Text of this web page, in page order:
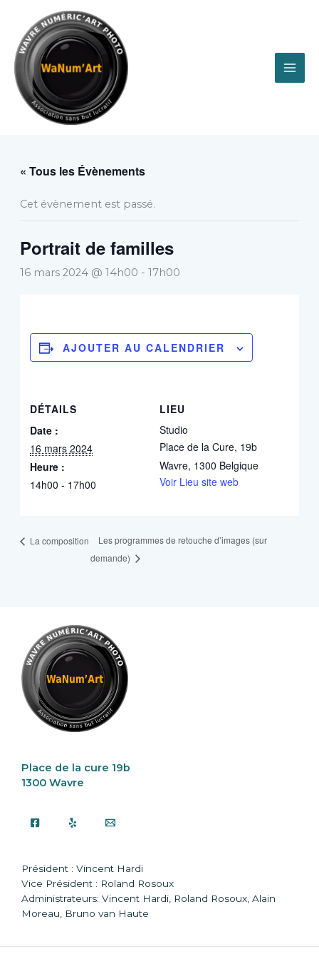
contenu
« Tous les Évènements
Cet évènement est passé.
Portrait de familles
16 mars 2024 @ 14h00 - 17h00
AJOUTER AU CALENDRIER
DÉTAILS
Date :
16 mars 2024
Heure :
14h00 - 17h00
LIEU
Studio
Place de la Cure, 19b
Wavre, 1300 Belgique
Voir Lieu site web
La composition
Les programmes de retouche d’images (sur
demande)
Place de la cure 19b
1300 Wavre
Président : Vincent Hardi
Vice Président : Roland Rosoux
Administrateurs: Vincent Hardi, Roland Rosoux, Alain
Moreau, Bruno van Haute